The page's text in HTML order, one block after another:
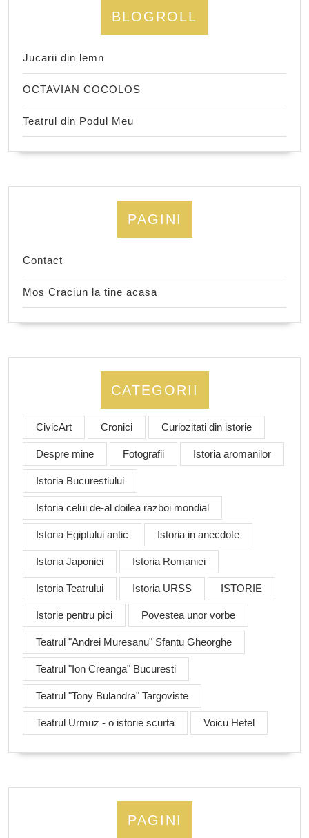
BLOGROLL
Jucarii din lemn
OCTAVIAN COCOLOS
Teatrul din Podul Meu
PAGINI
Contact
Mos Craciun la tine acasa
CATEGORII
CivicArt Cronici Curiozitati din istorie
Despre mine Fotografii Istoria aromanilor
Istoria Bucurestiului
Istoria celui de-al doilea razboi mondial
Istoria Egiptului antic Istoria in anecdote
Istoria Japoniei Istoria Romaniei
Istoria Teatrului Istoria URSS ISTORIE
Istorie pentru pici Povestea unor vorbe
Teatrul "Andrei Muresanu" Sfantu Gheorghe
Teatrul "Ion Creanga" Bucuresti
Teatrul "Tony Bulandra" Targoviste
Teatrul Urmuz - o istorie scurta Voicu Hetel
PAGINI